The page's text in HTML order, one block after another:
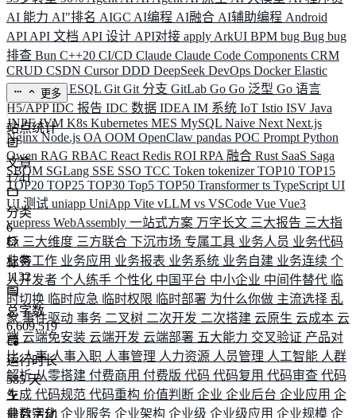
AI 能力 AI"排名 AIGC AI编程 AI融合 AI辅助编程 Android
API API 文档 API 设计 API对接 apply ArkUI BPM bug Bug bug
排查 Bun C++20 CI/CD Claude Claude Code Components CRM
CRUD CSDN CursorDDD DeepSeek DevOps DockerElastic
ELK ElysiaESQL Git Git 分支 GitLab Go Go 泛型 Go 语言
H5/APPIDC 报告 IDC 数据 IDEA IM 系统 IoT Istio ISV Java
JNPFJVM K8s Kubernetes MES MySQL Naive Next Next.js
NginxNode.js OA OOM OpenClaw pandas POC Prompt Python
Qwen RAG RBAC React Redis ROI RPA 融合 Rust SaaS Saga
SBOM SGLang SSE SSO TCC Token tokenizerTOP10 TOP15
TOP20 TOP25 TOP30 Top5 TOP50 Transformerts TypeScript UI
UI 测试 uniapp UniApp Vite vLLM vs VSCode Vue Vue3
vuepress WebAssembly 一站式方案 万字长文 三大报告 三大指
标 三大维度 三方联合 下沉市场 专属工具 业务人员 业务代码
业务工作 业务应用 业务报表 业务系统 业务自建 业务连续 个
人开发者 个人练手 个性化 中国平台 中小企业 中间件替代 临
时切换 临时应急 临时权限 临时部署 为什么你做 主流选择 乱
象 事件驱动 事务 二叉树 二次开发 二次搭建 云原生 云成本 云
端 云端免安装 云端开发 云端部署 五大能力 交叉验证 产品对
比人事人事入职 人事管理 人力资源 人员管理 人工智能 人群
解析从零搭建 付费商用 付费版 代码 代码复用 代码审查 代码
生成 代码规范 代码重构 价值判断 企业 企业后台 企业应用 企
业数字化 企业服务 企业架构 企业级 企业级应用 企业规模 企
更多
站点统计
文章
1741
分类
6
标签
1132
总字数
6,609,519
运行时长
585 天
最后活动